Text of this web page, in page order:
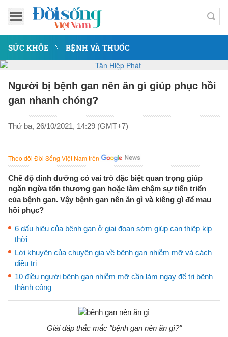
SỨC KHỎE BỆNH VÀ THUỐC
Người bị bệnh gan nên ăn gì giúp phục hồi
gan nhanh chóng?
Thứ ba, 26/10/2021, 14:29 (GMT+7)
Theo dõi Đời Sống Việt Nam trên
Chế độ dinh dưỡng có vai trò đặc biệt quan trọng giúp
ngăn ngừa tổn thương gan hoặc làm chậm sự tiến triển
của bệnh gan. Vậy bệnh gan nên ăn gì và kiêng gì để mau
hồi phục?
6 dấu hiệu của bệnh gan ở giai đoạn sớm giúp can thiệp kịp
thời
Lời khuyên của chuyên gia về bệnh gan nhiễm mỡ và cách
điều trị
10 điều người bệnh gan nhiễm mỡ cần làm ngay để trị bệnh
thành công
Giải đáp thắc mắc "bệnh gan nên ăn gì?"